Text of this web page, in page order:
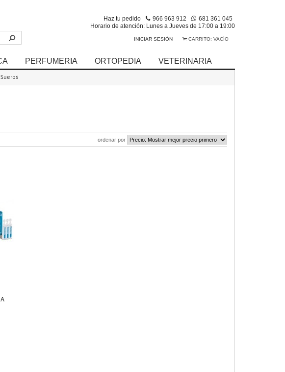
Haz tu pedido 966 963 912
681 361 045
Horario de atención: Lunes a Jueves de 17:00 a 19:00
CARRITO: VACÍO
INICIAR SESIÓN
PERFUMERIA ORTOPEDIA VETERINARIA
Sueros
ordenar por